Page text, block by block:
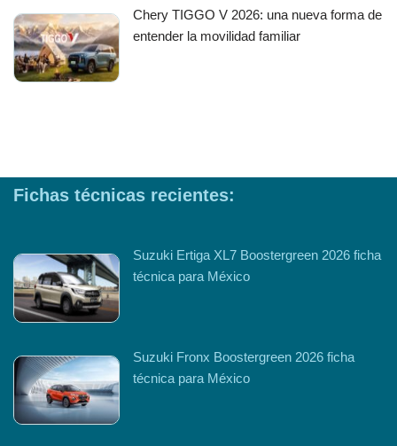
Chery TIGGO V 2026: una nueva forma de
entender la movilidad familiar
Fichas técnicas recientes:
Suzuki Ertiga XL7 Boostergreen 2026 ficha
técnica para México
Suzuki Fronx Boostergreen 2026 ficha
técnica para México